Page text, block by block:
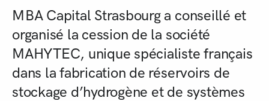
MBA Capital Strasbourg a conseillé et
organisé la cession de la société
MAHYTEC, unique spécialiste français
dans la fabrication de réservoirs de
stockage d’hydrogène et de systèmes